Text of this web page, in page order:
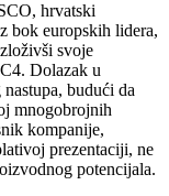
hrvatski
bok europskih lidera,
svoje
Dolazak u
budući da
mnogobrojnih
kompanije,
prezentaciji, ne
potencijala.